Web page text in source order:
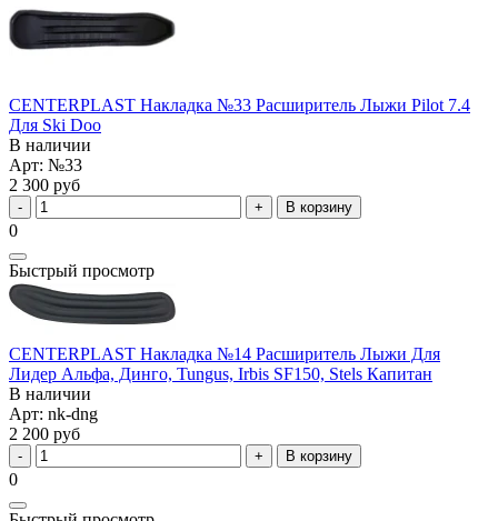
CENTERPLAST Накладка №33 Расширитель Лыжи Pilot 7.4
Для Ski Doo
В наличии
Арт: №33
2 300 руб
В корзину
0
Быстрый просмотр
CENTERPLAST Накладка №14 Расширитель Лыжи Для
Лидер Альфа, Динго, Tungus, Irbis SF150, Stels Капитан
В наличии
Арт: nk-dng
2 200 руб
В корзину
0